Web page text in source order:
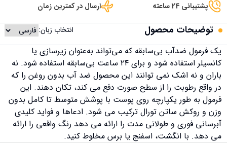
پشتیبانی 24 ساعته
ارسال در کمترین زمان
توضیحات محصول انتخاب زبان:
یک فرمول ضدآب بی‌سابقه که می‌تواند به‌عنوان زیرسازی یا
کانسیلر استفاده شود و برای ۲۴ ساعت بی‌سابقه استفاده شود. نه
باران و نه اشک نمی توانند این محصول ضد آب بدون روغن را که
در واقع رطوبت را از سطح صورت دفع می کند، تکان دهند. این
فرمول به طور یکپارچه روی پوست با پوشش متوسط ​​تا کامل بدون
وزن و روکش ساتن تورال ترکیب می شود. ادعاها و فواید کلیدی
آبرسانی فوری و طولانی مدت را ارائه می دهد رنگ واقعی را ارائه
می دهد. با انگشت، اسفنج یا برس مخلوط کنید.